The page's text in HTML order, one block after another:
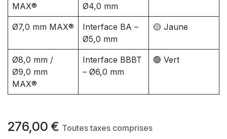
MAX®
Ø4,0 mm
Ø7,0 mm MAX®
Interface BA –
Ø5,0 mm
🟡 Jaune
Ø8,0 mm /
Ø9,0 mm
MAX®
Interface BBBT
– Ø6,0 mm
🟢 Vert
276,00 € Toutes taxes comprises